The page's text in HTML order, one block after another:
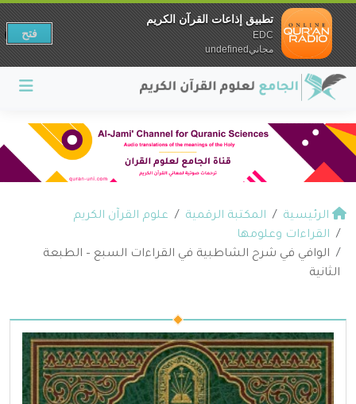
الرئيسية المكتبة الرقمية
علوم القرآن الكريم
القراءات وعلومها
الوافي في شرح الشاطبية في القراءات السبع – الطبعة
الثانية
تطبيق إذاعات القرآن الكريم
EDC
مجانيundefined
فتح